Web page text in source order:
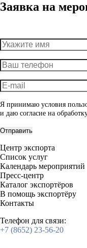
Заявка на
Я принимаю условия
и даю согласие на
Отправить
Центр экспорта
Список услуг
Календарь мероприятий
Пресс-центр
Каталог экспортёров
В помощь экспортёру
Контакты
Телефон для связи:
+7 (8652) 23-56-20